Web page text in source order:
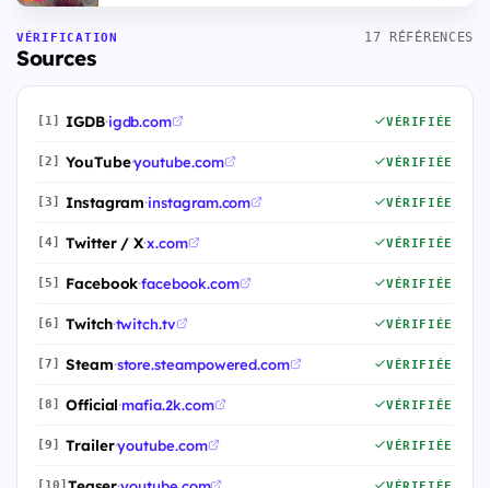
VÉRIFICATION
Sources
17 RÉFÉRENCES
[1] IGDB·igdb.com VÉRIFIÉE
[2] YouTube·youtube.com VÉRIFIÉE
[3] Instagram·instagram.com VÉRIFIÉE
[4] Twitter / X·x.com VÉRIFIÉE
[5] Facebook·facebook.com VÉRIFIÉE
[6] Twitch·twitch.tv VÉRIFIÉE
[7] Steam·store.steampowered.com VÉRIFIÉE
[8] Official·mafia.2k.com VÉRIFIÉE
[9] Trailer·youtube.com VÉRIFIÉE